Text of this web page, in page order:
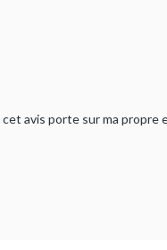
avis porte sur ma propre